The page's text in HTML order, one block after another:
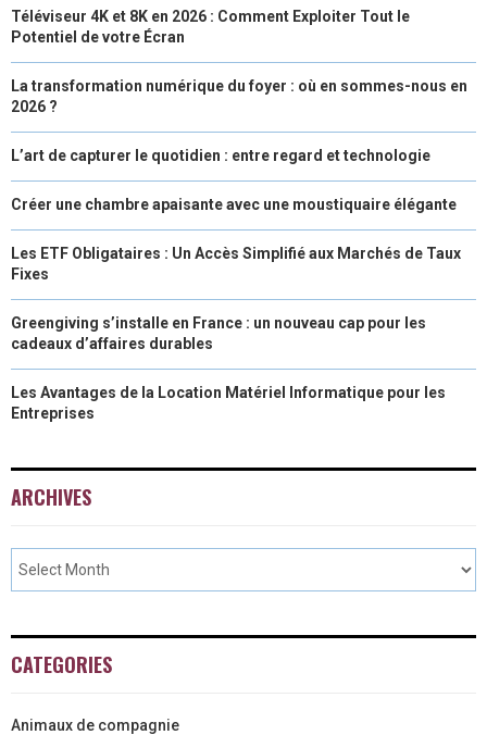
Téléviseur 4K et 8K en 2026 : Comment Exploiter Tout le
Potentiel de votre Écran
La transformation numérique du foyer : où en sommes-nous en
2026 ?
L’art de capturer le quotidien : entre regard et technologie
Créer une chambre apaisante avec une moustiquaire élégante
Les ETF Obligataires : Un Accès Simplifié aux Marchés de Taux
Fixes
Greengiving s’installe en France : un nouveau cap pour les
cadeaux d’affaires durables
Les Avantages de la Location Matériel Informatique pour les
Entreprises
ARCHIVES
CATEGORIES
Animaux de compagnie